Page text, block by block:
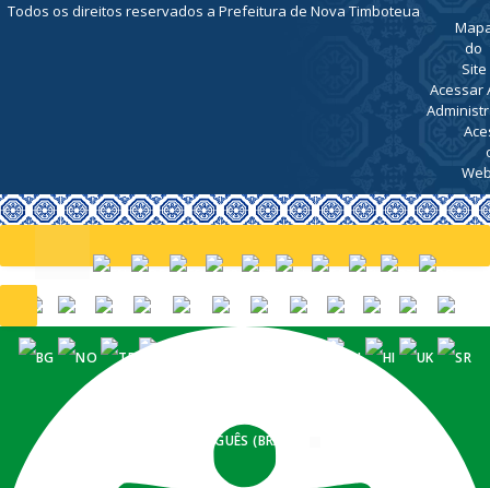
Todos os direitos reservados a Prefeitura de Nova Timboteua
do
Site
Acessar
PORTUGUÊS (BRASIL)